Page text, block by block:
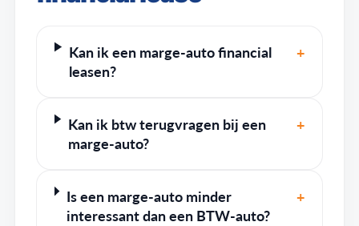
Kan ik een marge-auto financial
leasen?
+
Kan ik btw terugvragen bij een
marge-auto?
+
Is een marge-auto minder
interessant dan een BTW-auto?
+